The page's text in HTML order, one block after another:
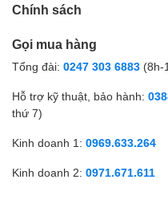
Chính sách
Gọi mua hàng
Tổng đài: 0247 303 6883 (8h-
Hỗ trợ kỹ thuật, bảo hành:
thứ 7)
Kinh doanh 1: 0969.633.264
Kinh doanh 2: 0971.671.611